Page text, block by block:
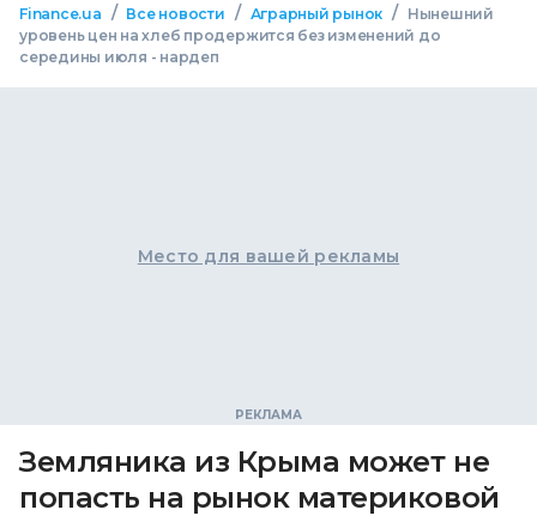
Finance.ua / Все новости / Аграрный рынок /
Нынешний
уровень цен на хлеб продержится без изменений до
середины июля - нардеп
Место для вашей рекламы
Земляника из Крыма может не
попасть на рынок материковой